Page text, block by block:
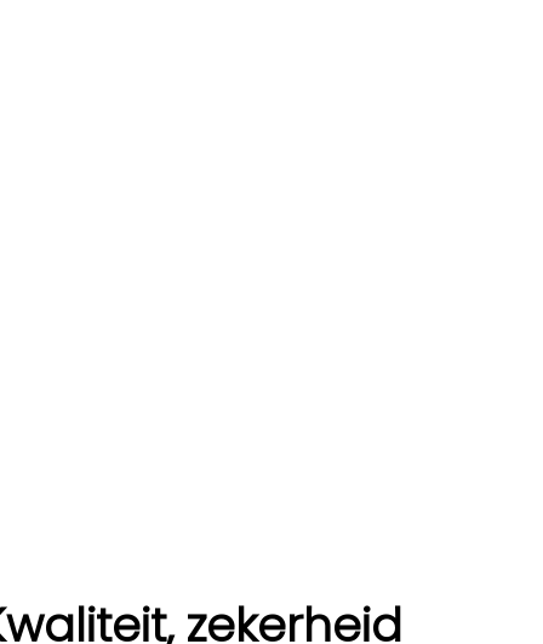
zekerheid